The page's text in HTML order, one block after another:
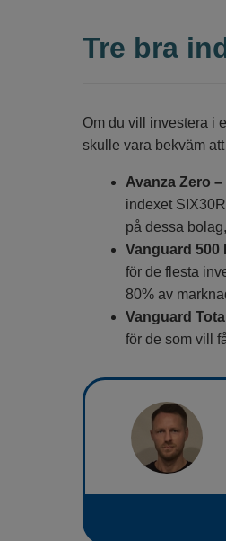
Tre bra
Om du vill investera i
skulle vara bekväm
Avanza Zero –
indexet
på dessa
Vanguard
för de flesta
80% av
Vanguard
för de som vill